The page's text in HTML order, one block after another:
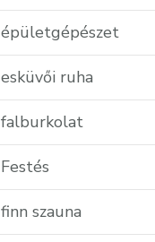
épületgépészet
esküvői ruha
falburkolat
Festés
finn szauna